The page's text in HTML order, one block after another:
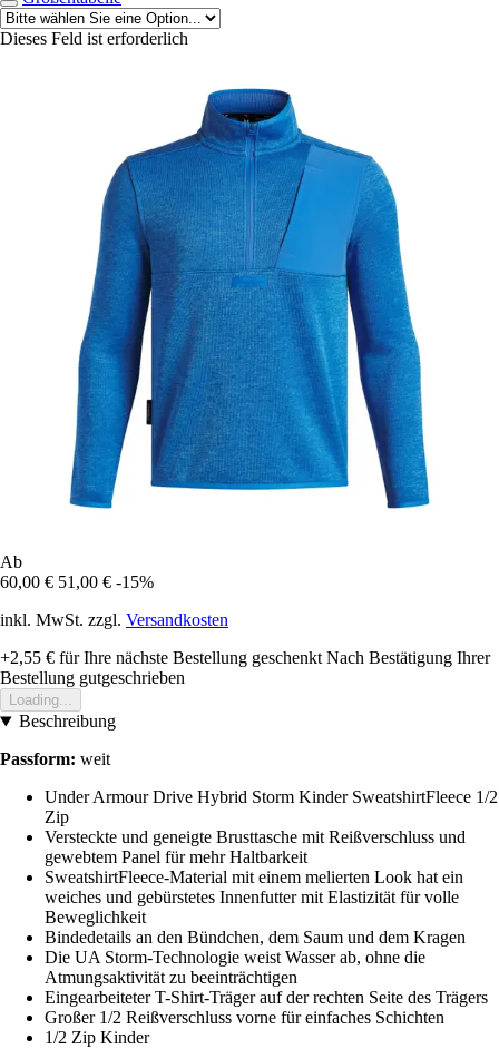
Dieses Feld ist erforderlich
Ab
60,00 € 51,00 € -15%
inkl. MwSt. zzgl. Versandkosten
+2,55 € für Ihre nächste Bestellung geschenkt Nach Bestätigung Ihrer
Bestellung gutgeschrieben
Loading...
Beschreibung
Passform: weit
Under Armour Drive Hybrid Storm Kinder SweatshirtFleece 1/2
Zip
Versteckte und geneigte Brusttasche mit Reißverschluss und
gewebtem Panel für mehr Haltbarkeit
SweatshirtFleece-Material mit einem melierten Look hat ein
weiches und gebürstetes Innenfutter mit Elastizität für volle
Beweglichkeit
Bindedetails an den Bündchen, dem Saum und dem Kragen
Die UA Storm-Technologie weist Wasser ab, ohne die
Atmungsaktivität zu beeinträchtigen
Eingearbeiteter T-Shirt-Träger auf der rechten Seite des Trägers
Großer 1/2 Reißverschluss vorne für einfaches Schichten
1/2 Zip Kinder